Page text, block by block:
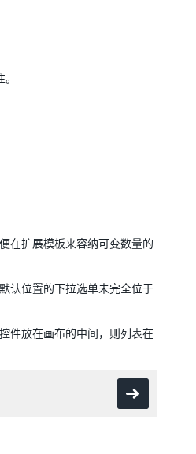
在扩展模板来容纳可变数量的
认位置的下拉选单未完全位于
件放在画布的中间，则列表在